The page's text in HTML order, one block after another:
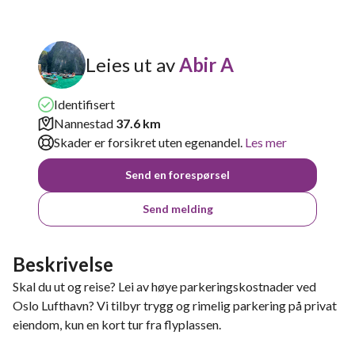
Leies ut avAbir A
Identifisert
Nannestad 37.6 km
Skader er forsikret uten egenandel. Les mer
Send en forespørsel
Send melding
Beskrivelse
Skal du ut og reise? Lei av høye parkeringskostnader ved
Oslo Lufthavn? Vi tilbyr trygg og rimelig parkering på privat
eiendom, kun en kort tur fra flyplassen.